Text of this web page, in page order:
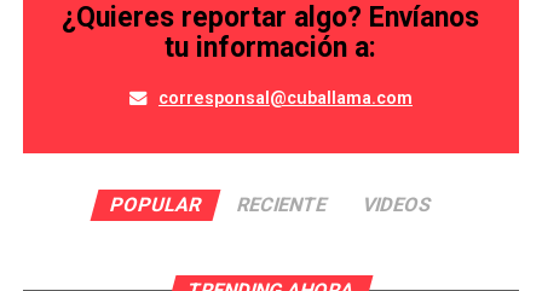
¿Quieres reportar algo? Envíanos
tu información a:
corresponsal@cuballama.com
POPULAR RECIENTE VIDEOS